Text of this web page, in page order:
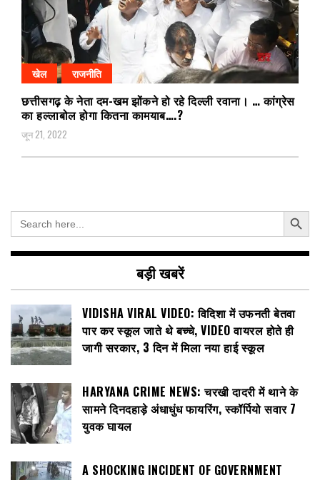
खेल राजनीति
छत्तीसगढ़ के नेता दम-खम झोंकने हो रहे दिल्ली रवाना। … कांग्रेस
का हल्लाबोल होगा कितना कामयाब….?
जून 21, 2022
Search
for:
Search Button
बड़ी खबरें
VIDISHA VIRAL VIDEO: विदिशा में उफनती बेतवा
पार कर स्कूल जाते थे बच्चे, VIDEO वायरल होते ही
जागी सरकार, 3 दिन में मिला नया हाई स्कूल
HARYANA CRIME NEWS: चरखी दादरी में थाने के
सामने दिनदहाड़े अंधाधुंध फायरिंग, स्कॉर्पियो सवार 7
युवक घायल
A SHOCKING INCIDENT OF GOVERNMENT